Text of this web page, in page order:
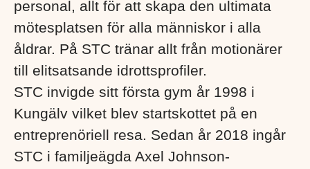
personal, allt för att skapa den ultimata
mötesplatsen för alla människor i alla
åldrar. På STC tränar allt från motionärer
till elitsatsande idrottsprofiler.
STC invigde sitt första gym år 1998 i
Kungälv vilket blev startskottet på en
entreprenöriell resa. Sedan år 2018 ingår
STC i familjeägda Axel Johnson-